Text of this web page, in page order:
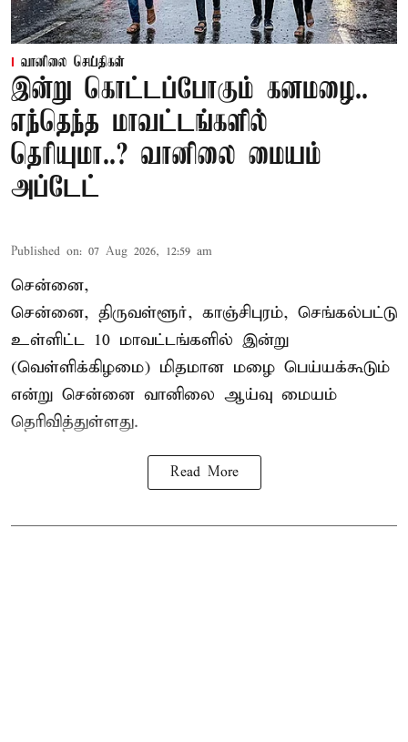
வானிலை செய்திகள்
இன்று கொட்டப்போகும் கனமழை..
எந்தெந்த மாவட்டங்களில்
தெரியுமா..? வானிலை மையம்
அப்டேட்
Published on: 07 Aug 2026, 12:59 am
சென்னை,
சென்னை, திருவள்ளூர், காஞ்சிபுரம், செங்கல்பட்டு
உள்ளிட்ட 10 மாவட்டங்களில் இன்று
(வெள்ளிக்கிழமை) மிதமான மழை பெய்யக்கூடும்
என்று சென்னை வானிலை ஆய்வு மையம்
தெரிவித்துள்ளது.
Read More